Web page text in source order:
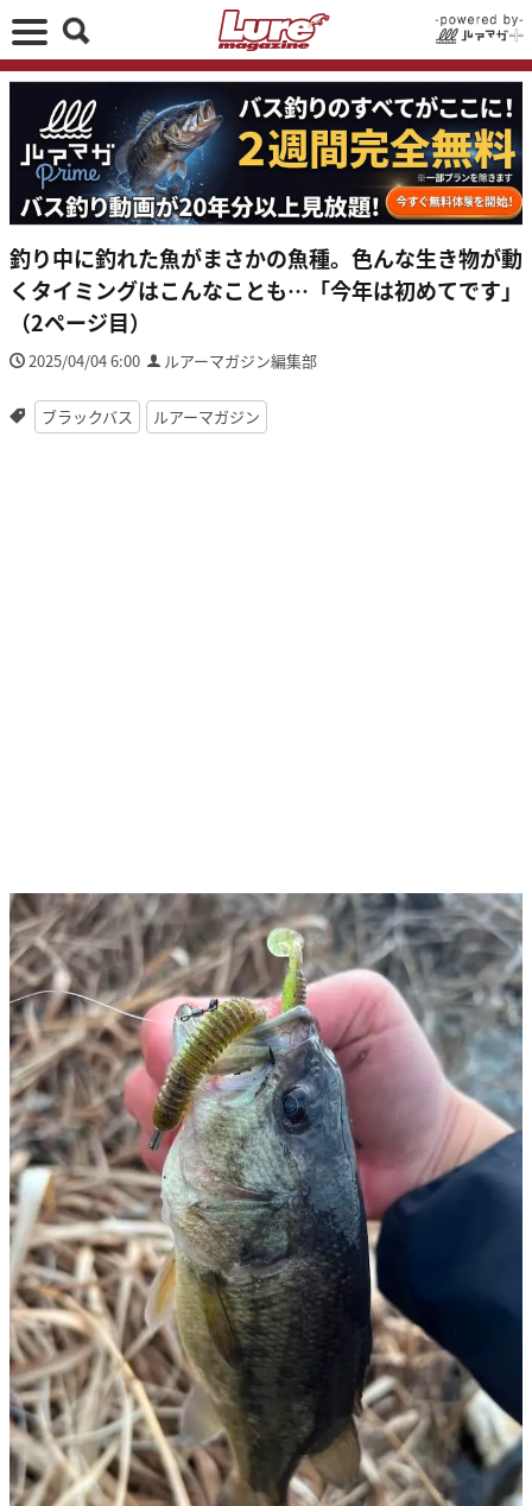
釣り中に釣れた魚がまさかの魚種。色んな生き物が動
くタイミングはこんなことも…「今年は初めてです」
（2ページ目）
2025/04/04 6:00 ルアーマガジン編集部
ブラックバス ルアーマガジン